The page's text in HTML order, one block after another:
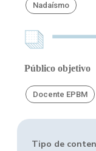
Nadaísmo
Público objetivo
Docente EPBM
Tipo de